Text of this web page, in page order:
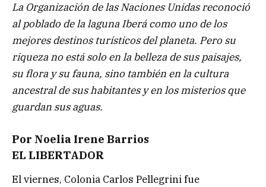
La Organización de las Naciones Unidas reconoció
al poblado de la laguna Iberá como uno de los
mejores destinos turísticos del planeta. Pero su
riqueza no está solo en la belleza de sus paisajes,
su flora y su fauna, sino también en la cultura
ancestral de sus habitantes y en los misterios que
guardan sus aguas.
Por Noelia Irene Barrios
EL LIBERTADOR
El viernes, Colonia Carlos Pellegrini fue